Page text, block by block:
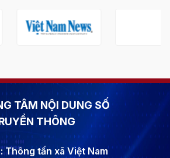
TÂM NỘI DUNG SỐ
THÔNG
Thông tấn xã Việt Nam